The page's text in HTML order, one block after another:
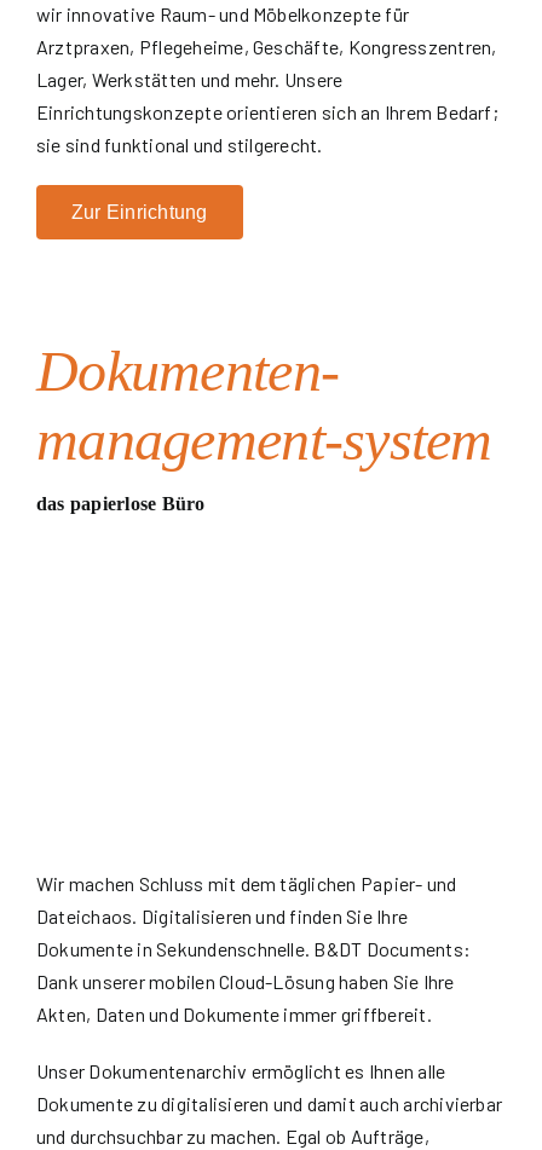
wir innovative Raum- und Möbelkonzepte für
Arztpraxen, Pflegeheime, Geschäfte, Kongresszentren,
Lager, Werkstätten und mehr. Unsere
Einrichtungskonzepte orientieren sich an Ihrem Bedarf;
sie sind funktional und stilgerecht.
Zur Einrichtung
Dokumenten-
management-system
das papierlose Büro
Wir machen Schluss mit dem täglichen Papier- und
Dateichaos. Digitalisieren und finden Sie Ihre
Dokumente in Sekundenschnelle. B&DT Documents:
Dank unserer mobilen Cloud-Lösung haben Sie Ihre
Akten, Daten und Dokumente immer griffbereit.
Unser Dokumentenarchiv ermöglicht es Ihnen alle
Dokumente zu digitalisieren und damit auch archivierbar
und durchsuchbar zu machen. Egal ob Aufträge,